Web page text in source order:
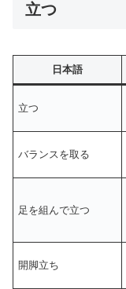
立つ
日本語
立つ
バランスを取る
足を組んで立つ
開脚立ち